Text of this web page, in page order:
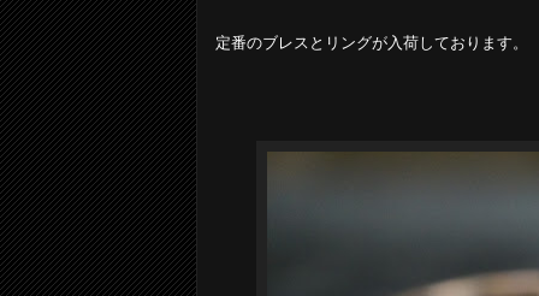
定番のブレスとリングが入荷しております。